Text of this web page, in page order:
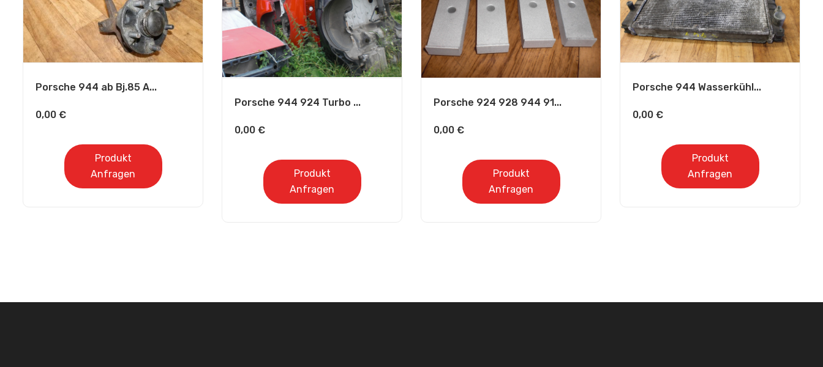
Porsche 944 ab Bj.85 A...
0,00 €
Produkt
Anfragen
Porsche 944 924 Turbo ...
0,00 €
Produkt
Anfragen
Porsche 924 928 944 91...
0,00 €
Produkt
Anfragen
Porsche 944 Wasserkühl...
0,00 €
Produkt
Anfragen